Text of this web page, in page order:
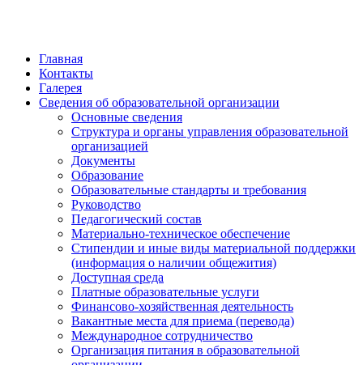
Главная
Контакты
Галерея
Сведения об образовательной организации
Основные сведения
Структура и органы управления образовательной
организацией
Документы
Образование
Образовательные стандарты и требования
Руководство
Педагогический состав
Материально-техническое обеспечение
Стипендии и иные виды материальной поддержки
(информация о наличии общежития)
Доступная среда
Платные образовательные услуги
Финансово-хозяйственная деятельность
Вакантные места для приема (перевода)
Международное сотрудничество
Организация питания в образовательной